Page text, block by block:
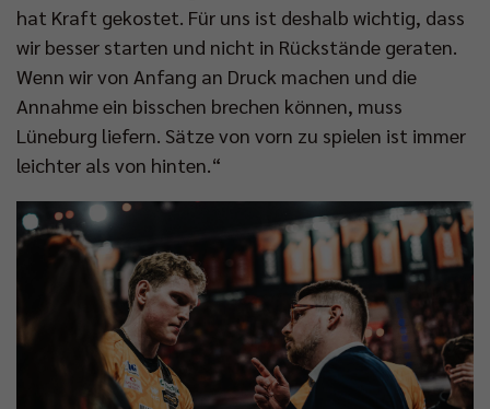
hat Kraft gekostet. Für uns ist deshalb wichtig, dass
wir besser starten und nicht in Rückstände geraten.
Wenn wir von Anfang an Druck machen und die
Annahme ein bisschen brechen können, muss
Lüneburg liefern. Sätze von vorn zu spielen ist immer
leichter als von hinten.“